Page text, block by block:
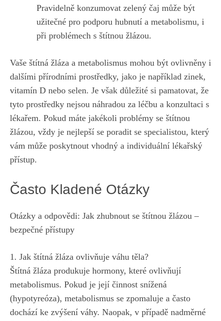
Pravidelně konzumovat zelený čaj může být
užitečné pro podporu hubnutí⁤ a metabolismu, i
při ​problémech s štítnou ⁣žlázou.
Vaše štítná žláza a metabolismus ‍mohou být ovlivněny i
dalšími přírodními prostředky, jako je například zinek,
vitamín D nebo selen. Je však důležité si pamatovat, že
⁣tyto prostředky nejsou náhradou za léčbu a konzultaci s
lékařem.⁢ Pokud máte jakékoli problémy‍ se štítnou
žlázou, vždy je nejlepší ⁤se‍ poradit‍ se specialistou, který
vám může poskytnout‌ vhodný a individuální lékařský
přístup.
Často Kladené Otázky
Otázky a odpovědi: Jak⁣ zhubnout se ​štítnou žlázou –
bezpečné přístupy
1.⁣ Jak štítná žláza ovlivňuje‌ váhu těla?
Štítná žláza produkuje​ hormony, které ovlivňují
metabolismus. Pokud je její ‍činnost snížená
(hypotyreóza), metabolismus se zpomaluje a často⁣
dochází ke zvýšení váhy. Naopak, v případě nadměrné